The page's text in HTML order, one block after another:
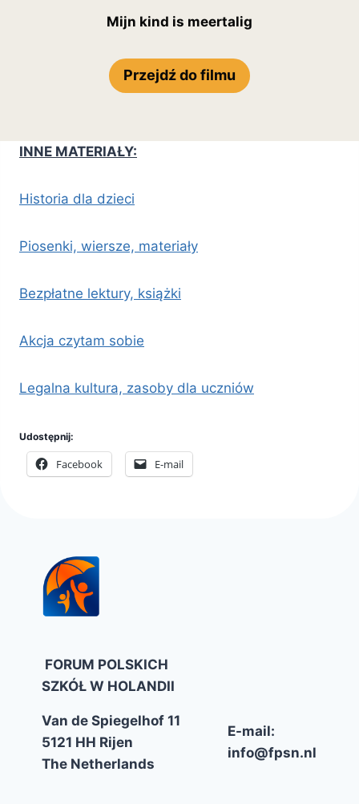
Mijn kind is meertalig
Przejdź do filmu
INNE MATERIAŁY:
Historia dla dzieci
Piosenki, wiersze, materiały
Bezpłatne lektury, książki
Akcja czytam sobie
Legalna kultura, zasoby dla uczniów
Udostępnij:
Facebook E-mail
FORUM POLSKICH
SZKÓŁ W HOLANDII
Van de Spiegelhof 11
5121 HH Rijen
The Netherlands
E-mail:
info@fpsn.nl